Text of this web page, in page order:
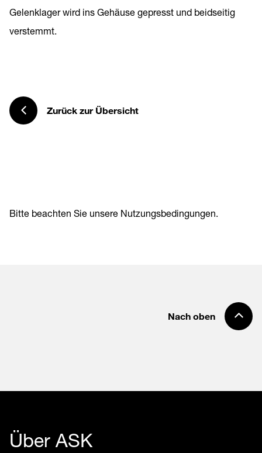
Gelenklager wird ins Gehäuse gepresst und beidseitig
verstemmt.
Zurück zur Übersicht
Bitte beachten Sie unsere Nutzungsbedingungen.
Nach oben
Über ASK